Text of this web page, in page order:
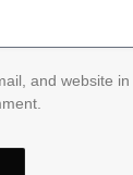
and website